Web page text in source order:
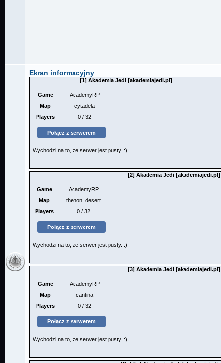
Ekran informacyjny